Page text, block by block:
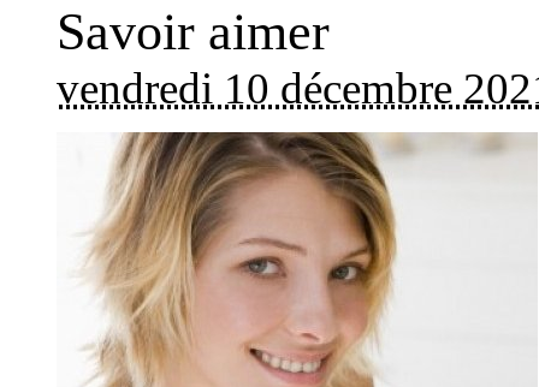
Savoir aimer
vendredi 10 décembre